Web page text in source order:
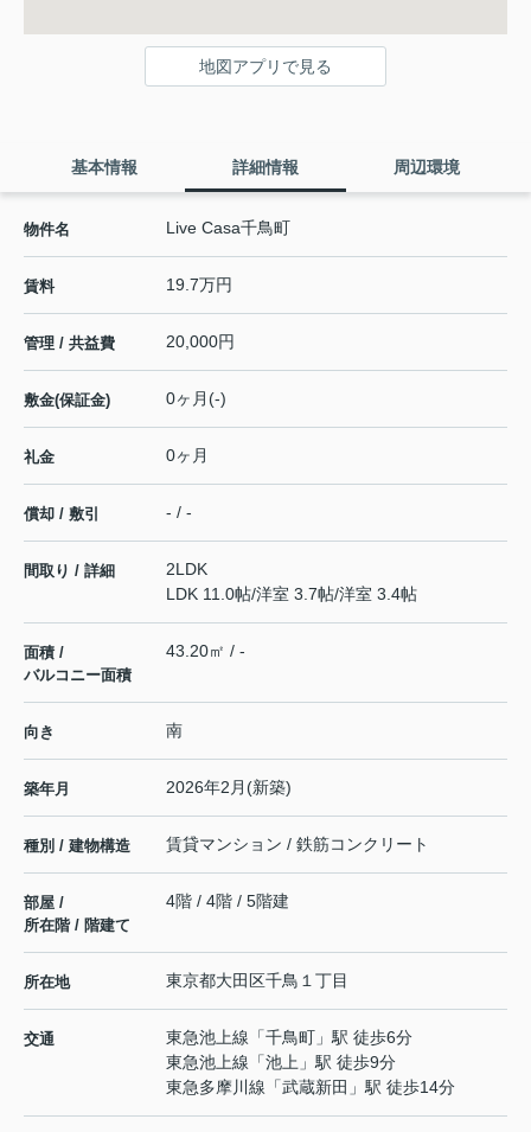
地図アプリで見る
基本情報 詳細情報 周辺環境
物件名 Live Casa千鳥町
賃料 19.7万円
管理 / 共益費 20,000円
敷金(保証金) 0ヶ月(-)
礼金 0ヶ月
償却 / 敷引 - / -
間取り / 詳細
2LDK
LDK 11.0帖/洋室 3.7帖/洋室 3.4帖
面積 /
バルコニー面積
43.20㎡ / -
向き 南
築年月 2026年2月(新築)
種別 / 建物構造 賃貸マンション / 鉄筋コンクリート
部屋 /
所在階 / 階建て
4階 / 4階 / 5階建
所在地 東京都大田区千鳥 １丁目
交通 東急池上線 「千鳥町 」駅 徒歩6分
東急池上線 「池上 」駅 徒歩9分
東急多摩川線 「武蔵新田 」駅 徒歩14分